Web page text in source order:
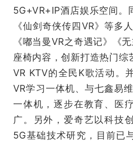
5G+VR+IP酒店娱乐空间。
《仙剑奇侠传四VR》等多
《嘟当曼VR之奇遇记》《
座椅内容，创新打造热门综
VR KTV的全民K歌活动。
VR学习一体机、与七鑫易
一体机，逐步在教育、医
广。另外，爱奇艺以科技
5G基础技术研究，目前已